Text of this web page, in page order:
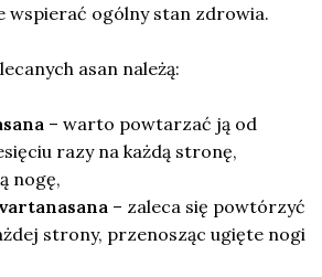
wspierać ogólny stan zdrowia.
asan należą:
– warto powtarzać ją od
razy na każdą stronę,
nogę,
– zaleca się powtórzyć
strony, przenosząc ugięte nogi